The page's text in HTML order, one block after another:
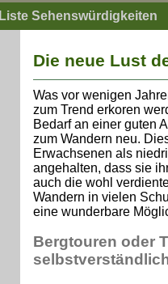
Liste Sehenswürdigkeiten
Die neue Lust
Was vor wenigen
zum Trend erkoren
Bedarf an einer guten
zum Wandern neu.
Erwachsenen als
angehalten, dass sie
auch die wohl
Wandern in vielen
eine wunderbare
Bergtouren oder